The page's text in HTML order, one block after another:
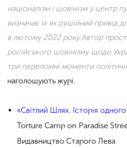
націоналізм і шовінізм у центр
визначає їх як рушійний привід
в лютому 2022 року.Автор
російського шовінізму щодо
три переломні моменти
наголошують журі.
«Світлий Шлях. Історія
Torture Camp on Paradise
Видавництво Старого Лева